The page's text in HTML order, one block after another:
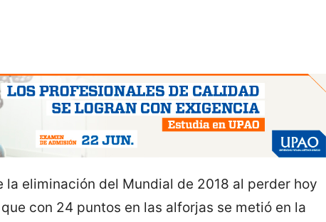
la eliminación del Mundial de 2018 al perder hoy
con 24 puntos en las alforjas se metió en la